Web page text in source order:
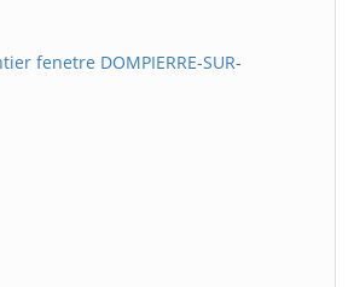
fenetre DOMPIERRE-SUR-